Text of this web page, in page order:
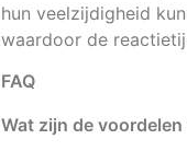
hun veelzijdigheid
waardoor de
FAQ
Wat zijn de